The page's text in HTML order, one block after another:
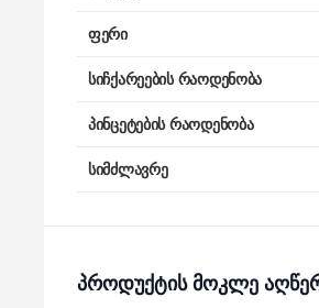
ფერი
სიჩქარეების რაოდენობა
პინცეტების რაოდენობა
სიმძლავრე
პროდუქტის მოკლე